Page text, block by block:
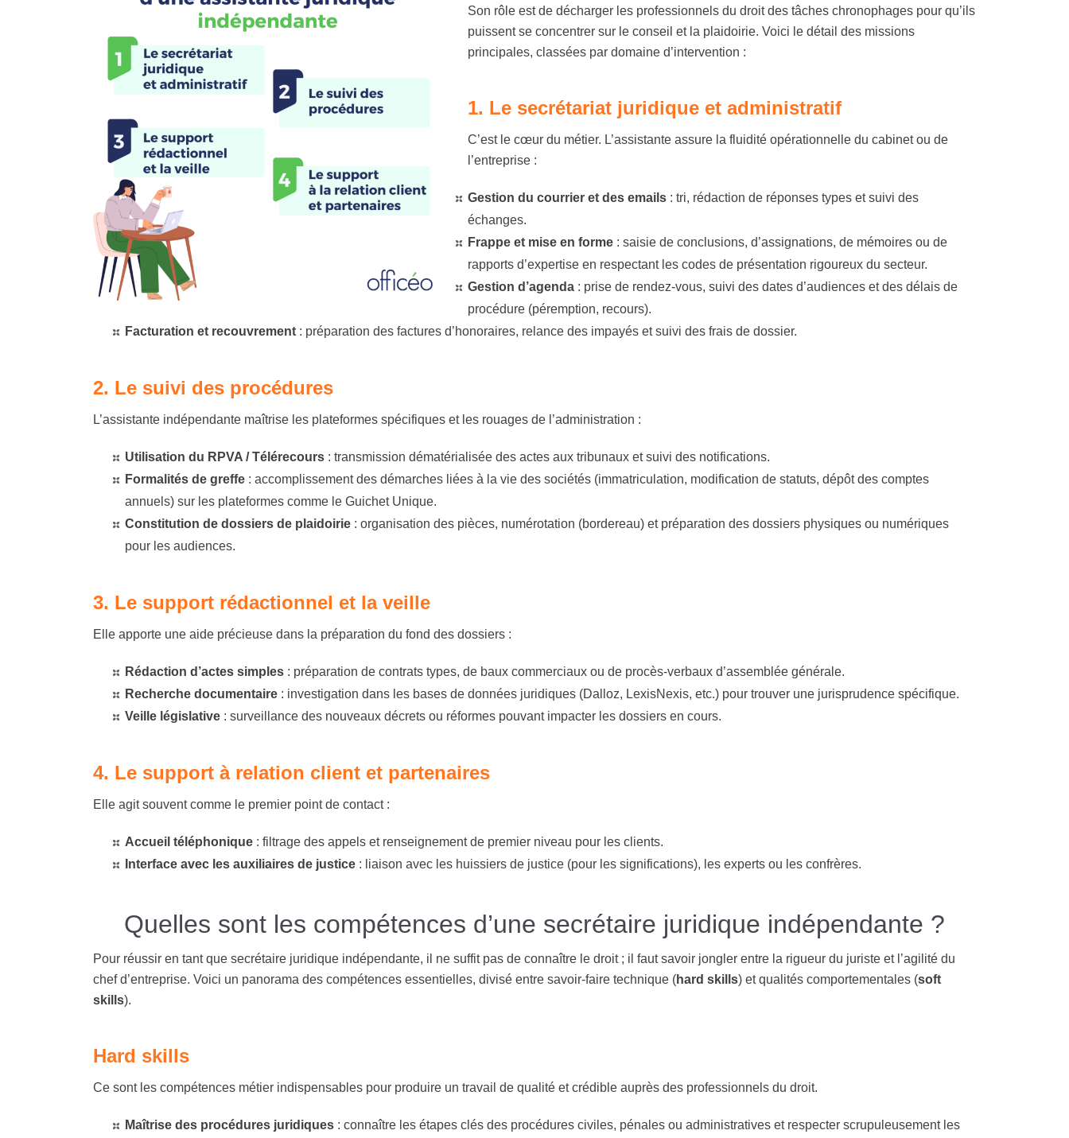
Son rôle est de décharger les professionnels du droit des tâches chronophages pour qu’ils
puissent se concentrer sur le conseil et la plaidoirie. Voici le détail des missions
principales, classées par domaine d’intervention :
1. Le secrétariat juridique et administratif
C’est le cœur du métier. L’assistante assure la fluidité opérationnelle du cabinet ou de
l’entreprise :
Gestion du courrier et des emails : tri, rédaction de réponses types et suivi des
échanges.
Frappe et mise en forme : saisie de conclusions, d’assignations, de mémoires ou de
rapports d’expertise en respectant les codes de présentation rigoureux du secteur.
Gestion d’agenda : prise de rendez-vous, suivi des dates d’audiences et des délais de
procédure (péremption, recours).
Facturation et recouvrement : préparation des factures d’honoraires, relance des impayés et suivi des frais de dossier.
2. Le suivi des procédures
L’assistante indépendante maîtrise les plateformes spécifiques et les rouages de l’administration :
Utilisation du RPVA / Télérecours : transmission dématérialisée des actes aux tribunaux et suivi des notifications.
Formalités de greffe : accomplissement des démarches liées à la vie des sociétés (immatriculation, modification de statuts, dépôt des comptes
annuels) sur les plateformes comme le Guichet Unique.
Constitution de dossiers de plaidoirie : organisation des pièces, numérotation (bordereau) et préparation des dossiers physiques ou numériques
pour les audiences.
3. Le support rédactionnel et la veille
Elle apporte une aide précieuse dans la préparation du fond des dossiers :
Rédaction d’actes simples : préparation de contrats types, de baux commerciaux ou de procès-verbaux d’assemblée générale.
Recherche documentaire : investigation dans les bases de données juridiques (Dalloz, LexisNexis, etc.) pour trouver une jurisprudence spécifique.
Veille législative : surveillance des nouveaux décrets ou réformes pouvant impacter les dossiers en cours.
4. Le support à relation client et partenaires
Elle agit souvent comme le premier point de contact :
Accueil téléphonique : filtrage des appels et renseignement de premier niveau pour les clients.
Interface avec les auxiliaires de justice : liaison avec les huissiers de justice (pour les significations), les experts ou les confrères.
Quelles sont les compétences d’une secrétaire juridique indépendante ?
Pour réussir en tant que secrétaire juridique indépendante, il ne suffit pas de connaître le droit ; il faut savoir jongler entre la rigueur du juriste et l’agilité du
chef d’entreprise. Voici un panorama des compétences essentielles, divisé entre savoir-faire technique (hard skills) et qualités comportementales (soft
skills).
Hard skills
Ce sont les compétences métier indispensables pour produire un travail de qualité et crédible auprès des professionnels du droit.
Maîtrise des procédures juridiques : connaître les étapes clés des procédures civiles, pénales ou administratives et respecter scrupuleusement les